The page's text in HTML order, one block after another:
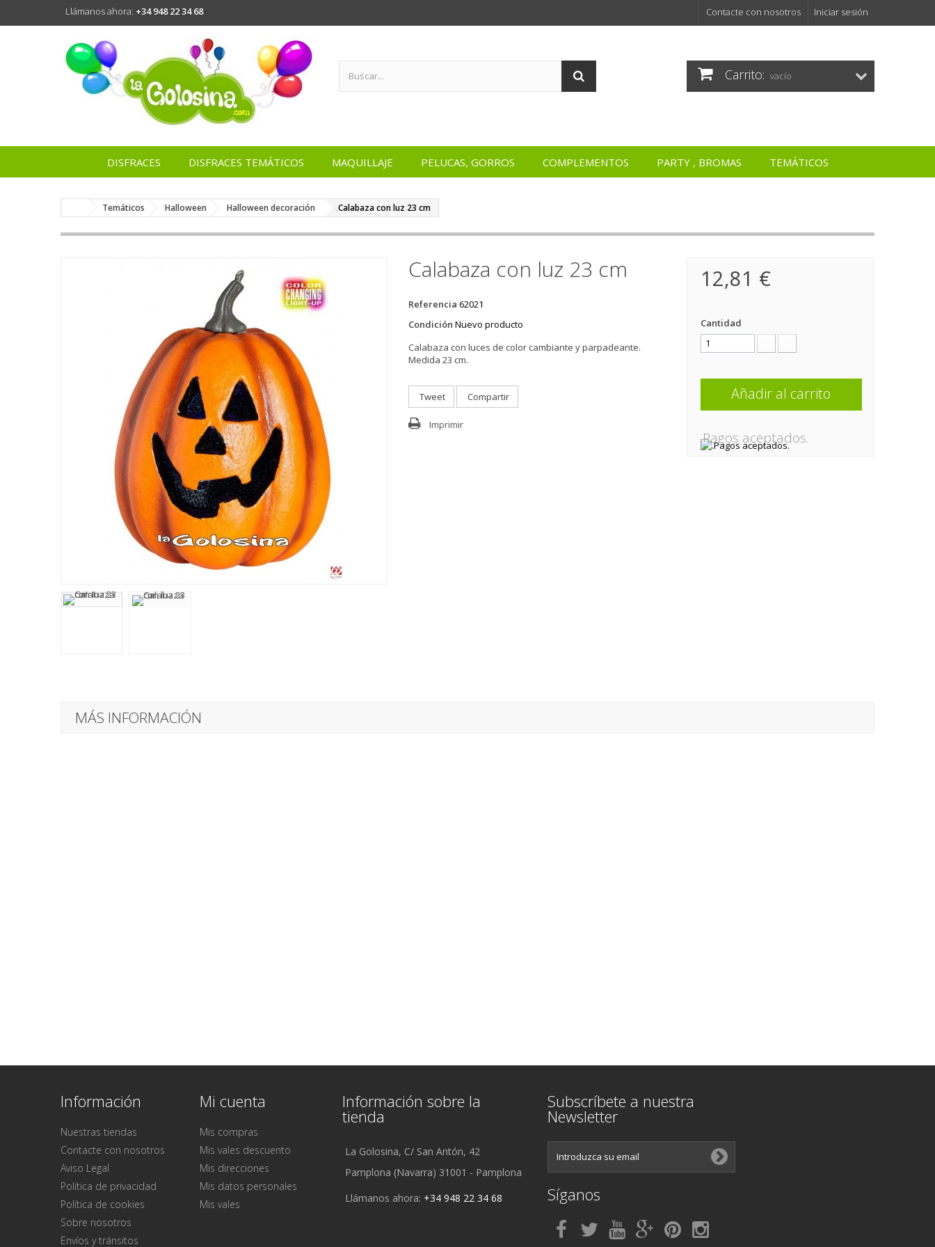
Iniciar sesión
Contacte con nosotros
Llámanos ahora: +34 948 22 34 68
Carrito: vacío
DISFRACES DISFRACES TEMÁTICOS MAQUILLAJE PELUCAS, GORROS COMPLEMENTOS PARTY , BROMAS TEMÁTICOS
Temáticos Halloween Halloween decoración Calabaza con luz 23 cm
Calabaza con luz 23 cm
Referencia 62021
Condición Nuevo producto
Calabaza con luces de color cambiante y parpadeante.
Medida 23 cm.
Tweet Compartir
Imprimir
12,81 €
Cantidad
Añadir al carrito
.Pagos aceptados.
MÁS INFORMACIÓN
Información
Nuestras tiendas
Contacte con nosotros
Aviso Legal
Política de privacidad
Política de cookies
Sobre nosotros
Envíos y tránsitos
Mi cuenta
Mis compras
Mis vales descuento
Mis direcciones
Mis datos personales
Mis vales
Información sobre la
tienda
La Golosina, C/ San Antón, 42
Pamplona (Navarra) 31001 - Pamplona
Llámanos ahora: +34 948 22 34 68
Subscríbete a nuestra
Newsletter
Síganos